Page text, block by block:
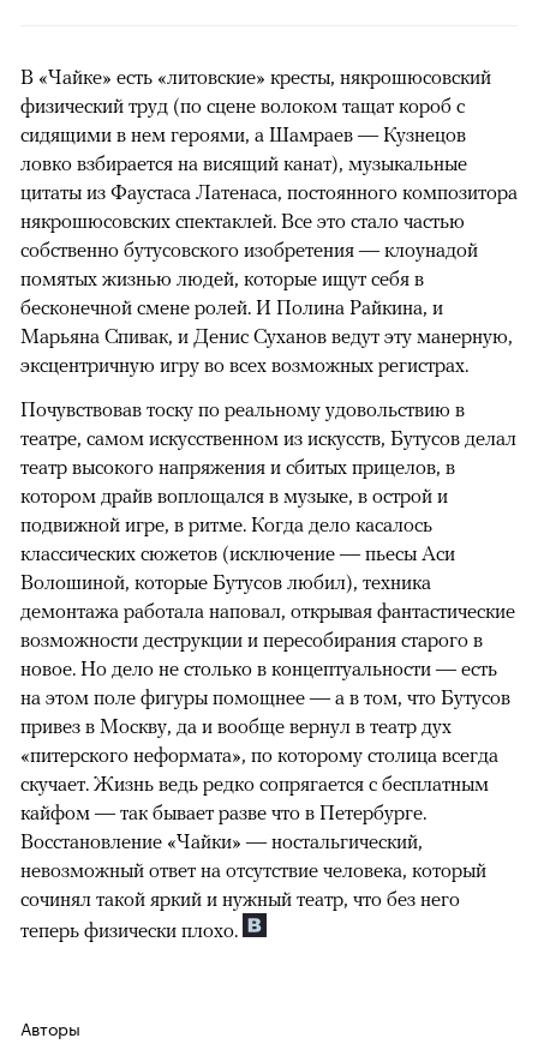
В «Чайке» есть «литовские» кресты, някрошюсовский
физический труд (по сцене волоком тащат короб с
сидящими в нем героями, а Шамраев — Кузнецов
ловко взбирается на висящий канат), музыкальные
цитаты из Фаустаса Латенаса, постоянного композитора
някрошюсовских спектаклей. Все это стало частью
собственно бутусовского изобретения — клоунадой
помятых жизнью людей, которые ищут себя в
бесконечной смене ролей. И Полина Райкина, и
Марьяна Спивак, и Денис Суханов ведут эту манерную,
эксцентричную игру во всех возможных регистрах.
Почувствовав тоску по реальному удовольствию в
театре, самом искусственном из искусств, Бутусов делал
театр высокого напряжения и сбитых прицелов, в
котором драйв воплощался в музыке, в острой и
подвижной игре, в ритме. Когда дело касалось
классических сюжетов (исключение — пьесы Аси
Волошиной, которые Бутусов любил), техника
демонтажа работала наповал, открывая фантастические
возможности деструкции и пересобирания старого в
новое. Но дело не столько в концептуальности — есть
на этом поле фигуры помощнее — а в том, что Бутусов
привез в Москву, да и вообще вернул в театр дух
«питерского неформата», по которому столица всегда
скучает. Жизнь ведь редко сопрягается с бесплатным
кайфом — так бывает разве что в Петербурге.
Восстановление «Чайки» — ностальгический,
невозможный ответ на отсутствие человека, который
сочинял такой яркий и нужный театр, что без него
теперь физически плохо.
Авторы